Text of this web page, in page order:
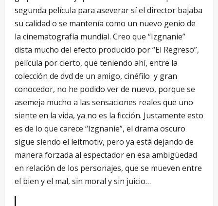
segunda película para aseverar sí el director bajaba
su calidad o se mantenía como un nuevo genio de
la cinematografía mundial. Creo que “Izgnanie”
dista mucho del efecto producido por “El Regreso”,
película por cierto, que teniendo ahí, entre la
colección de dvd de un amigo, cinéfilo y gran
conocedor, no he podido ver de nuevo, porque se
asemeja mucho a las sensaciones reales que uno
siente en la vida, ya no es la ficción. Justamente esto
es de lo que carece “Izgnanie”, el drama oscuro
sigue siendo el leitmotiv, pero ya está dejando de
manera forzada al espectador en esa ambigüedad
en relación de los personajes, que se mueven entre
el bien y el mal, sin moral y sin juicio…